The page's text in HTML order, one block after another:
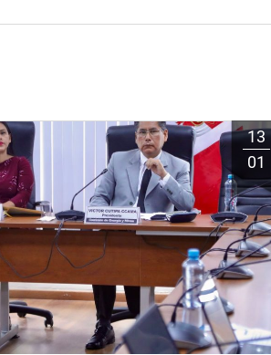
13
01